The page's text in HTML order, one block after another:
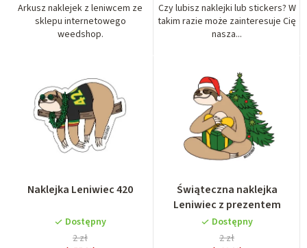
Arkusz naklejek z leniwcem ze
sklepu internetowego
weedshop.
Czy lubisz naklejki lub stickers? W
takim razie może zainteresuje Cię
nasza...
Naklejka Leniwiec 420
Dostępny
2 zł
Świąteczna naklejka
Leniwiec z prezentem
Dostępny
2 zł